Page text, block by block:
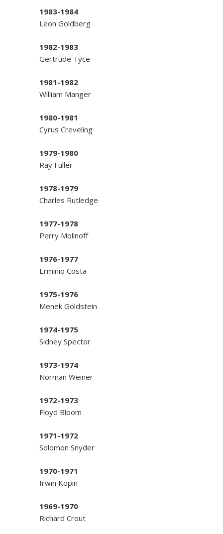
1983-1984
Leon Goldberg
1982-1983
Gertrude Tyce
1981-1982
William Manger
1980-1981
Cyrus Creveling
1979-1980
Ray Fuller
1978-1979
Charles Rutledge
1977-1978
Perry Molinoff
1976-1977
Erminio Costa
1975-1976
Menek Goldstein
1974-1975
Sidney Spector
1973-1974
Norman Weiner
1972-1973
Floyd Bloom
1971-1972
Solomon Snyder
1970-1971
Irwin Kopin
1969-1970
Richard Crout